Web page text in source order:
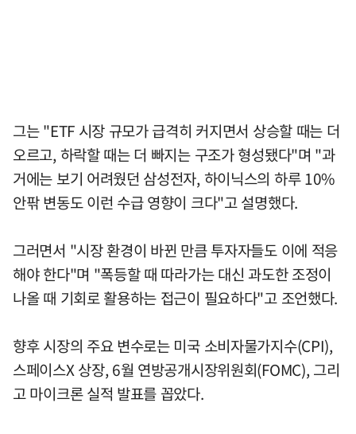
그는 "ETF 시장 규모가 급격히 커지면서 상승할 때는 더
오르고, 하락할 때는 더 빠지는 구조가 형성됐다"며 "과
거에는 보기 어려웠던 삼성전자, 하이닉스의 하루 10%
안팎 변동도 이런 수급 영향이 크다"고 설명했다.
그러면서 "시장 환경이 바뀐 만큼 투자자들도 이에 적응
해야 한다"며 "폭등할 때 따라가는 대신 과도한 조정이
나올 때 기회로 활용하는 접근이 필요하다"고 조언했다.
향후 시장의 주요 변수로는 미국 소비자물가지수(CPI),
스페이스X 상장, 6월 연방공개시장위원회(FOMC), 그리
고 마이크론 실적 발표를 꼽았다.